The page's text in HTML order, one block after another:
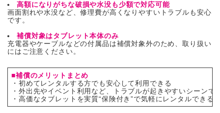
高額になりがちな破損や水没も少額で対応可能
画面割れや水没など、修理費が高くなりやすいトラブルも安心
です。
補償対象はタブレット本体のみ
充電器やケーブルなどの付属品は補償対象外のため、取り扱い
にはご注意ください。
■補償のメリットまとめ
・初めてレンタルする方でも安心して利用できる
・外出先やイベント利用など、トラブルが起きやすいシーンで
・高価なタブレットを実質“保険付き”で気軽にレンタルできる